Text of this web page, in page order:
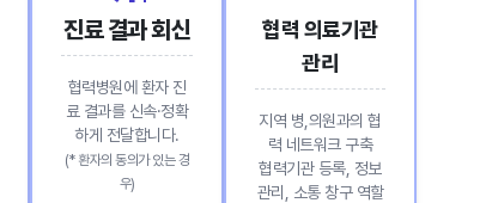
진료 결과 회신
협력병원에 환자 진
료 결과를 신속·정확
하게 전달합니다.
(* 환자의 동의가 있는 경
우)
협력 의료기관
관리
지역 병,의원과의 협
력 네트워크 구축
협력기관 등록, 정보
관리, 소통 창구 역할